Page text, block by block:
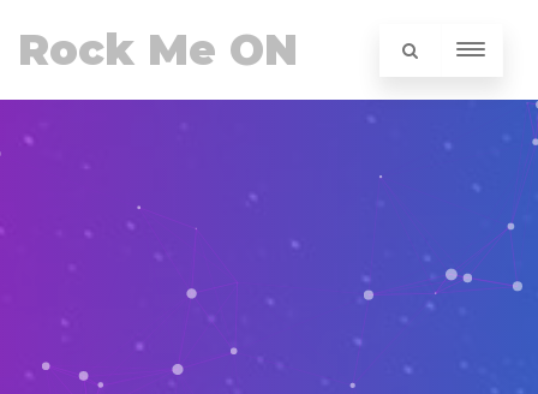
Rock Me ON